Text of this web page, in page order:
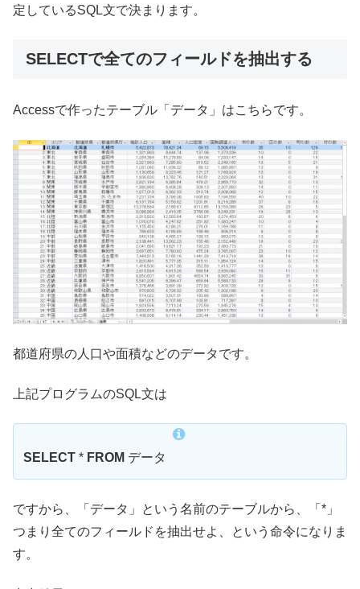
定しているSQL文で決まります。
SELECTで全てのフィールドを抽出する
Accessで作ったテーブル「データ」はこちらです。
都道府県の人口や面積などのデータです。
上記プログラムのSQL文は
SELECT * FROM データ
ですから、「データ」という名前のテーブルから、「*」
つまり全てのフィールドを抽出せよ、という命令になりま
す。